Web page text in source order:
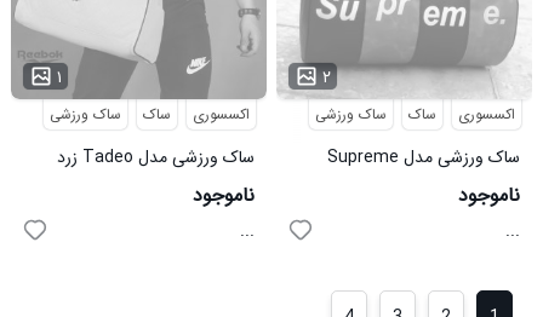
۱
اکسسوری ساک ساک ورزشی
ساک ورزشی مدل Tadeo زرد
ناموجود
...
۲
اکسسوری ساک ساک ورزشی
ساک ورزشی مدل Supreme
مشکی آبی
ناموجود
...